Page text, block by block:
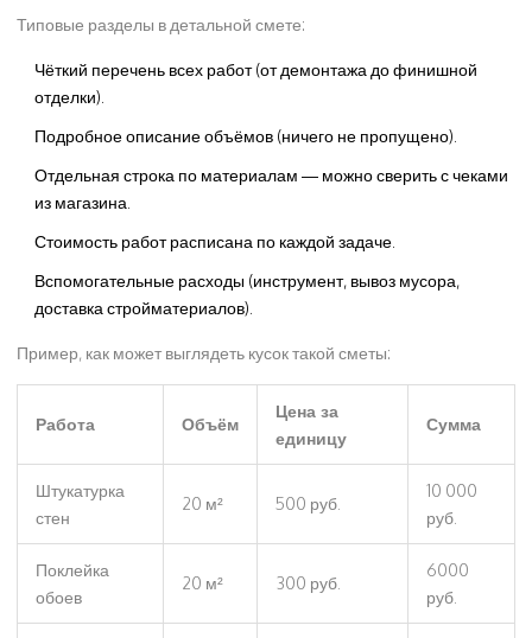
Типовые разделы в детальной смете:
Чёткий перечень всех работ (от демонтажа до финишной
отделки).
Подробное описание объёмов (ничего не пропущено).
Отдельная строка по материалам — можно сверить с чеками
из магазина.
Стоимость работ расписана по каждой задаче.
Вспомогательные расходы (инструмент, вывоз мусора,
доставка стройматериалов).
Пример, как может выглядеть кусок такой сметы:
Работа Объём
Цена за
единицу
Сумма
Штукатурка
стен
20 м² 500 руб.
10 000
руб.
Поклейка
обоев
20 м² 300 руб.
6000
руб.